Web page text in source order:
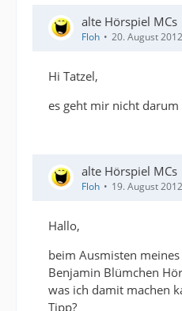
alte Hörspiel MCs
Floh 20. August
Hi Tatzel,
es geht mir nicht
alte Hörspiel MCs
Floh 19. August
Hallo,
beim Ausmisten
Benjamin Blümchen
was ich damit machen
Tipp?